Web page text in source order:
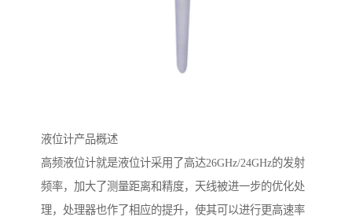
液位计产品概述
高频液位计就是液位计采用了高达26GHz/24GHz的发射
频率，加大了测量距离和精度，天线被进一步的优化处
理，处理器也作了相应的提升，使其可以进行更高速率